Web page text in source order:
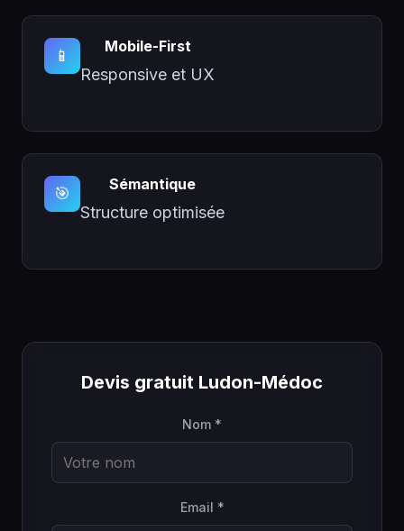
📱 Mobile-First
Responsive et UX
🎯 Sémantique
Structure optimisée
Devis gratuit Ludon-Médoc
Nom *
Email *